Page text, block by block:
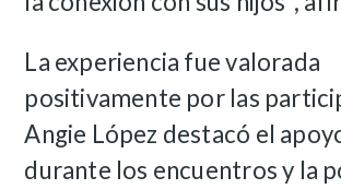
La experiencia fue valorada
positivamente por las
Angie López destacó el
durante los encuentros y la